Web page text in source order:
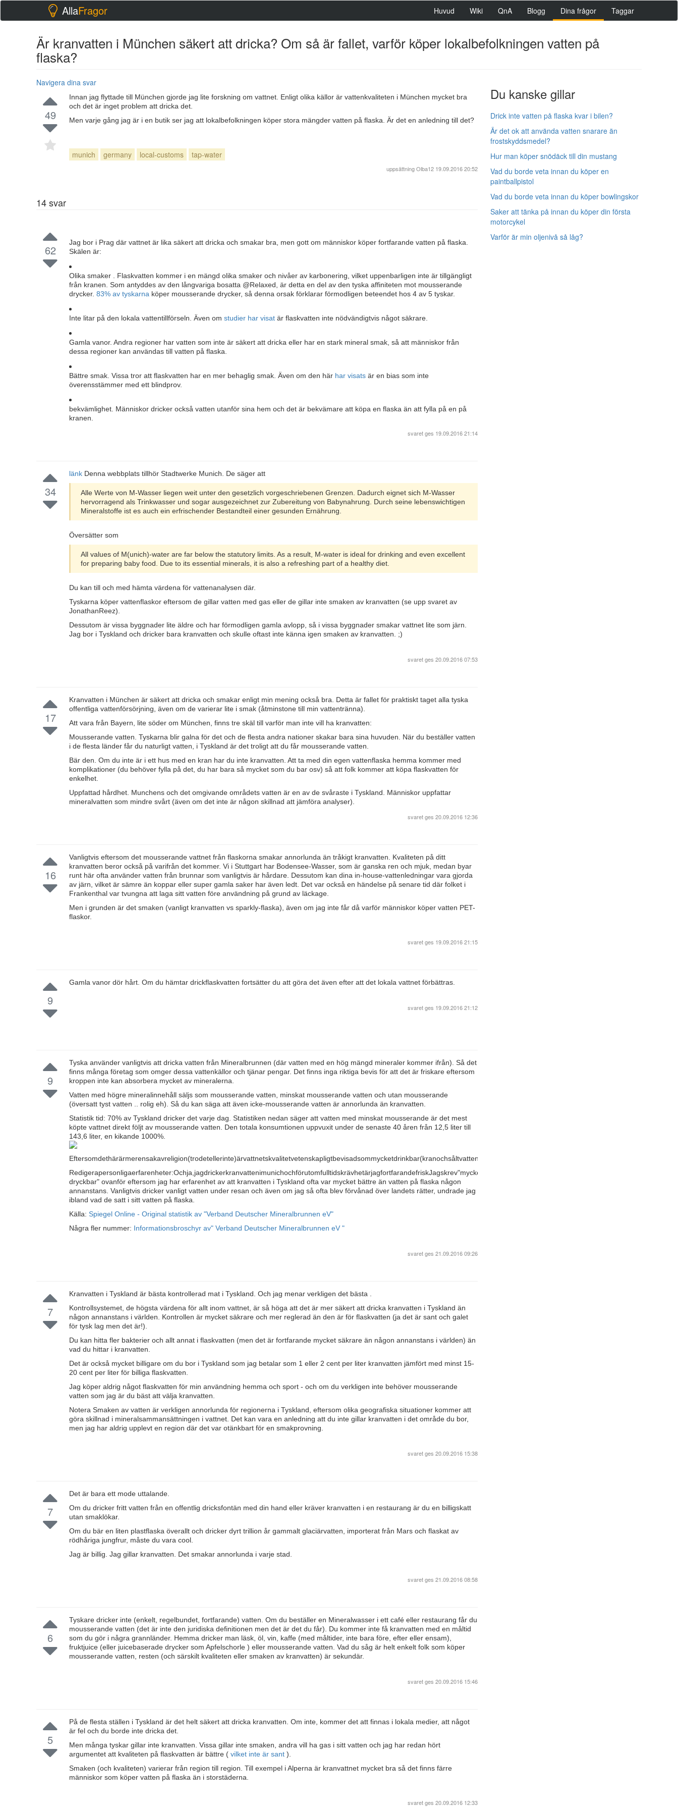
AllaFragor Huvud Wiki QnA Blogg Dina frågor Taggar
Är kranvatten i München säkert att dricka? Om så är fallet, varför köper lokalbefolkningen vatten på
flaska?
Navigera dina svar
Du kanske gillar
Drick inte vatten på flaska kvar i bilen?
Är det ok att använda vatten snarare än
frostskyddsmedel?
Hur man köper snödäck till din mustang
Vad du borde veta innan du köper en
paintballpistol
Vad du borde veta innan du köper bowlingskor
Saker att tänka på innan du köper din första
motorcykel
Varför är min oljenivå så låg?
49
Innan jag flyttade till München gjorde jag lite forskning om vattnet. Enligt olika källor är vattenkvaliteten i München mycket bra
och det är inget problem att dricka det.
Men varje gång jag är i en butik ser jag att lokalbefolkningen köper stora mängder vatten på flaska. Är det en anledning till det?
munich germany local-customs tap-water
uppsättningOlba12 19.09.2016 20:52
14svar
62
Jag bor i Prag där vattnet är lika säkert att dricka och smakar bra, men gott om människor köper fortfarande vatten på flaska.
Skälen är:
Olika smaker . Flaskvatten kommer i en mängd olika smaker och nivåer av karbonering, vilket uppenbarligen inte är tillgängligt
från kranen. Som antyddes av den långvariga bosatta @Relaxed, är detta en del av den tyska affiniteten mot mousserande
drycker. 83% av tyskarna köper mousserande drycker, så denna orsak förklarar förmodligen beteendet hos 4 av 5 tyskar.
Inte litar på den lokala vattentillförseln. Även om studier har visat är flaskvatten inte nödvändigtvis något säkrare.
Gamla vanor. Andra regioner har vatten som inte är säkert att dricka eller har en stark mineral smak, så att människor från
dessa regioner kan användas till vatten på flaska.
Bättre smak. Vissa tror att flaskvatten har en mer behaglig smak. Även om den här har visats är en bias som inte
överensstämmer med ett blindprov.
bekvämlighet. Människor dricker också vatten utanför sina hem och det är bekvämare att köpa en flaska än att fylla på en på
kranen.
svaret ges 19.09.2016 21:14
34
länk Denna webbplats tillhör Stadtwerke Munich. De säger att
Alle Werte von M-Wasser liegen weit unter den gesetzlich vorgeschriebenen Grenzen. Dadurch eignet sich M-Wasser
hervorragend als Trinkwasser und sogar ausgezeichnet zur Zubereitung von Babynahrung. Durch seine lebenswichtigen
Mineralstoffe ist es auch ein erfrischender Bestandteil einer gesunden Ernährung.
Översätter som
All values of M(unich)-water are far below the statutory limits. As a result, M-water is ideal for drinking and even excellent
for preparing baby food. Due to its essential minerals, it is also a refreshing part of a healthy diet.
Du kan till och med hämta värdena för vattenanalysen där.
Tyskarna köper vattenflaskor eftersom de gillar vatten med gas eller de gillar inte smaken av kranvatten (se upp svaret av
JonathanReez).
Dessutom är vissa byggnader lite äldre och har förmodligen gamla avlopp, så i vissa byggnader smakar vattnet lite som järn.
Jag bor i Tyskland och dricker bara kranvatten och skulle oftast inte känna igen smaken av kranvatten. ;)
svaret ges 20.09.2016 07:53
17
Kranvatten i München är säkert att dricka och smakar enligt min mening också bra. Detta är fallet för praktiskt taget alla tyska
offentliga vattenförsörjning, även om de varierar lite i smak (åtminstone till min vattentränna).
Att vara från Bayern, lite söder om München, finns tre skäl till varför man inte vill ha kranvatten:
Mousserande vatten. Tyskarna blir galna för det och de flesta andra nationer skakar bara sina huvuden. När du beställer vatten
i de flesta länder får du naturligt vatten, i Tyskland är det troligt att du får mousserande vatten.
Bär den. Om du inte är i ett hus med en kran har du inte kranvatten. Att ta med din egen vattenflaska hemma kommer med
komplikationer (du behöver fylla på det, du har bara så mycket som du bar osv) så att folk kommer att köpa flaskvatten för
enkelhet.
Uppfattad hårdhet. Munchens och det omgivande områdets vatten är en av de svåraste i Tyskland. Människor uppfattar
mineralvatten som mindre svårt (även om det inte är någon skillnad att jämföra analyser).
svaret ges 20.09.2016 12:36
16
Vanligtvis eftersom det mousserande vattnet från flaskorna smakar annorlunda än tråkigt kranvatten. Kvaliteten på ditt
kranvatten beror också på varifrån det kommer. Vi i Stuttgart har Bodensee-Wasser, som är ganska ren och mjuk, medan byar
runt här ofta använder vatten från brunnar som vanligtvis är hårdare. Dessutom kan dina in-house-vattenledningar vara gjorda
av järn, vilket är sämre än koppar eller super gamla saker har även ledt. Det var också en händelse på senare tid där folket i
Frankenthal var tvungna att laga sitt vatten före användning på grund av läckage.
Men i grunden är det smaken (vanligt kranvatten vs sparkly-flaska), även om jag inte får då varför människor köper vatten PET-
flaskor.
svaret ges 19.09.2016 21:15
9
Gamla vanor dör hårt. Om du hämtar drickflaskvatten fortsätter du att göra det även efter att det lokala vattnet förbättras.
svaret ges 19.09.2016 21:12
9
Tyska använder vanligtvis att dricka vatten från Mineralbrunnen (där vatten med en hög mängd mineraler kommer ifrån). Så det
finns många företag som omger dessa vattenkällor och tjänar pengar. Det finns inga riktiga bevis för att det är friskare eftersom
kroppen inte kan absorbera mycket av mineralerna.
Vatten med högre mineralinnehåll säljs som mousserande vatten, minskat mousserande vatten och utan mousserande
(översatt tyst vatten .. rolig eh). Så du kan säga att även icke-mousserande vatten är annorlunda än kranvatten.
Statistik tid: 70% av Tyskland dricker det varje dag. Statistiken nedan säger att vatten med minskat mousserande är det mest
köpte vattnet direkt följt av mousserande vatten. Den totala konsumtionen uppvuxit under de senaste 40 åren från 12,5 liter till
143,6 liter, en kikande 1000%.
Redigerapersonligaerfarenheter:Ochja,jagdrickerkranvattenimunichochförutomfulltidskrävhetärjagfortfarandefriskJagskrev"mycket
dryckbar" ovanför eftersom jag har erfarenhet av att kranvatten i Tyskland ofta var mycket bättre än vatten på flaska någon
annanstans. Vanligtvis dricker vanligt vatten under resan och även om jag så ofta blev förvånad över landets rätter, undrade jag
ibland vad de satt i sitt vatten på flaska.
Källa: Spiegel Online - Original statistik av "Verband Deutscher Mineralbrunnen eV"
Några fler nummer: Informationsbroschyr av" Verband Deutscher Mineralbrunnen eV "
svaret ges 21.09.2016 09:26
7
Kranvatten i Tyskland är bästa kontrollerad mat i Tyskland. Och jag menar verkligen det bästa .
Kontrollsystemet, de högsta värdena för allt inom vattnet, är så höga att det är mer säkert att dricka kranvatten i Tyskland än
någon annanstans i världen. Kontrollen är mycket säkrare och mer reglerad än den är för flaskvatten (ja det är sant och galet
för tysk lag men det är!).
Du kan hitta fler bakterier och allt annat i flaskvatten (men det är fortfarande mycket säkrare än någon annanstans i världen) än
vad du hittar i kranvatten.
Det är också mycket billigare om du bor i Tyskland som jag betalar som 1 eller 2 cent per liter kranvatten jämfört med minst 15-
20 cent per liter för billiga flaskvatten.
Jag köper aldrig något flaskvatten för min användning hemma och sport - och om du verkligen inte behöver mousserande
vatten som jag är du bäst att välja kranvatten.
Notera Smaken av vatten är verkligen annorlunda för regionerna i Tyskland, eftersom olika geografiska situationer kommer att
göra skillnad i mineralsammansättningen i vattnet. Det kan vara en anledning att du inte gillar kranvatten i det område du bor,
men jag har aldrig upplevt en region där det var otänkbart för en smakprovning.
svaret ges 20.09.2016 15:38
7
Det är bara ett mode uttalande.
Om du dricker fritt vatten från en offentlig dricksfontän med din hand eller kräver kranvatten i en restaurang är du en billigskatt
utan smaklökar.
Om du bär en liten plastflaska överallt och dricker dyrt trillion år gammalt glaciärvatten, importerat från Mars och flaskat av
rödhåriga jungfrur, måste du vara cool.
Jag är billig. Jag gillar kranvatten. Det smakar annorlunda i varje stad.
svaret ges 21.09.2016 08:58
6
Tyskare dricker inte (enkelt, regelbundet, fortfarande) vatten. Om du beställer en Mineralwasser i ett café eller restaurang får du
mousserande vatten (det är inte den juridiska definitionen men det är det du får). Du kommer inte få kranvatten med en måltid
som du gör i några grannländer. Hemma dricker man läsk, öl, vin, kaffe (med måltider, inte bara före, efter eller ensam),
fruktjuice (eller juicebaserade drycker som Apfelschorle ) eller mousserande vatten. Vad du såg är helt enkelt folk som köper
mousserande vatten, resten (och särskilt kvaliteten eller smaken av kranvatten) är sekundär.
svaret ges 20.09.2016 15:46
5
På de flesta ställen i Tyskland är det helt säkert att dricka kranvatten. Om inte, kommer det att finnas i lokala medier, att något
är fel och du borde inte dricka det.
Men många tyskar gillar inte kranvatten. Vissa gillar inte smaken, andra vill ha gas i sitt vatten och jag har redan hört
argumentet att kvaliteten på flaskvatten är bättre ( vilket inte är sant ).
Smaken (och kvaliteten) varierar från region till region. Till exempel i Alperna är kranvattnet mycket bra så det finns färre
människor som köper vatten på flaska än i storstäderna.
svaret ges 20.09.2016 12:33